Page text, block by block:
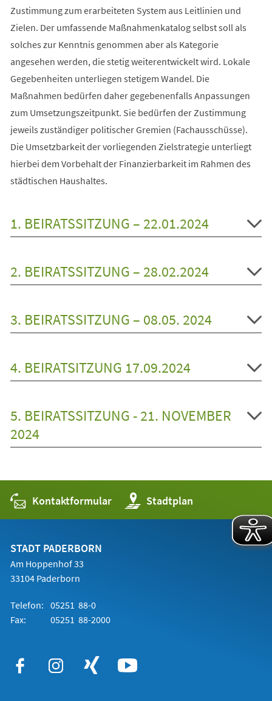
Zustimmung zum erarbeiteten System aus Leitlinien und
Zielen. Der umfassende Maßnahmenkatalog selbst soll als
solches zur Kenntnis genommen aber als Kategorie
angesehen werden, die stetig weiterentwickelt wird. Lokale
Gegebenheiten unterliegen stetigem Wandel. Die
Maßnahmen bedürfen daher gegebenenfalls Anpassungen
zum Umsetzungszeitpunkt. Sie bedürfen der Zustimmung
jeweils zuständiger politischer Gremien (Fachausschüsse).
Die Umsetzbarkeit der vorliegenden Zielstrategie unterliegt
hierbei dem Vorbehalt der Finanzierbarkeit im Rahmen des
städtischen Haushaltes.
1. BEIRATSSITZUNG – 22.01.2024
2. BEIRATSSITZUNG – 28.02.2024
3. BEIRATSSITZUNG – 08.05. 2024
4. BEIRATSITZUNG 17.09.2024
5. BEIRATSSITZUNG - 21. NOVEMBER
2024
Kontaktformular Stadtplan
(Öffnet
in
einem
STADT PADERBORN
Am Hoppenhof 33
33104 Paderborn
Telefon: 05251 88-0
Fax:
05251 88-2000